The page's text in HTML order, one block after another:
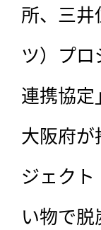
所、三
ツ）プ
連携協定
大阪府
ジェク
い物で